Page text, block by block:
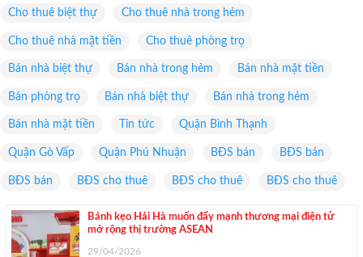
Cho thuê biệt thự Cho thuê nhà trong hẻm
Cho thuê nhà mặt tiền Cho thuê phòng trọ
Bán nhà biệt thự Bán nhà trong hẻm Bán nhà mặt tiền
Bán phòng trọ Bán nhà biệt thự Bán nhà trong hẻm
Bán nhà mặt tiền Tin tức Quận Bình Thạnh
Quận Gò Vấp Quận Phú Nhuận BĐS bán BĐS bán
BĐS bán BĐS cho thuê BĐS cho thuê BĐS cho thuê
Bánh kẹo Hải Hà muốn đẩy mạnh thương mại điện tử
mở rộng thị trường ASEAN
29/04/2026